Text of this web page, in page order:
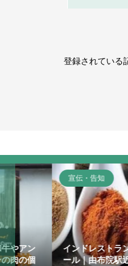
登録されている
宣伝・告知
インドレストラン アブタ
ール｜由布院駅近く、本